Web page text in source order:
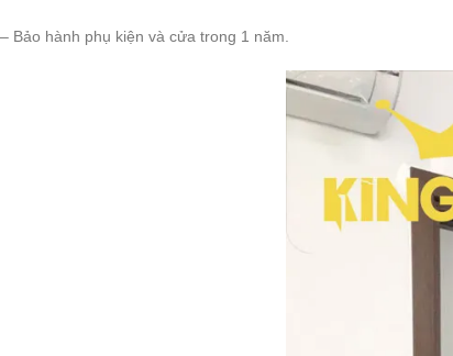
– Bảo hành phụ kiện và cửa trong 1 năm.